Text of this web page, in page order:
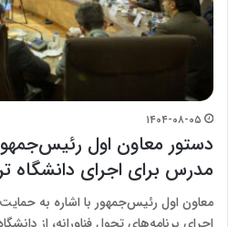
۱۴۰۴-۰۸-۰۵
دستور معاون اول
مدرس برای اجرای دانشگاه
معاون اول رئیس‌جمهور با اشاره به